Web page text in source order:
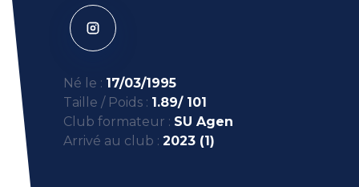
Né le : 17/03/1995
Taille / Poids : 1.89/ 101
Club formateur : SU Agen
Arrivé au club : 2023 (1)